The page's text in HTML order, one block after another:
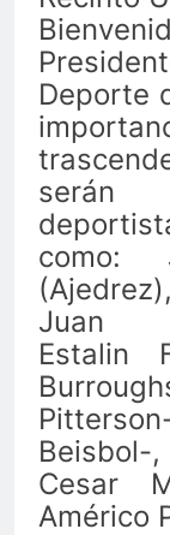
Deporte
serán
como:
Juan
Estalin
Beisbol-
Cesar
Américo